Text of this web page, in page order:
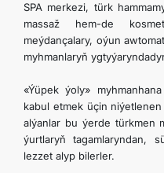
SPA merkezi, türk
massaž hem-de
meýdançalary, oýun
myhmanlaryň
«Ýüpek ýoly»
kabul etmek üçin
alýanlar bu ýerde türkmen
ýurtlaryň tagamlaryndan,
lezzet alyp bilerler.